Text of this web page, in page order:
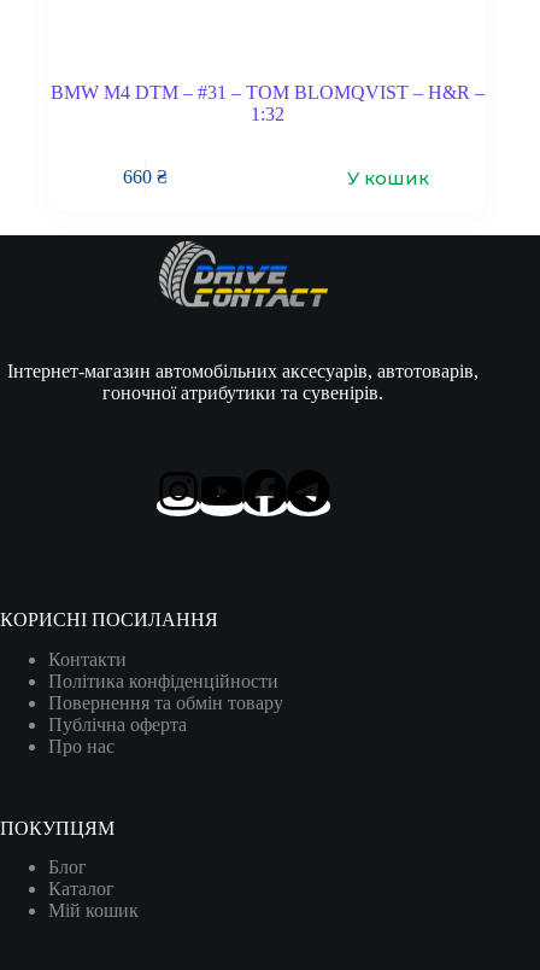
BMW M4 DTM – #31 – TOM BLOMQVIST – H&R –
1:32
660₴ У кошик
Інтернет-магазин автомобільних аксесуарів, автотоварів,
гоночної атрибутики та сувенірів.
КОРИСНІ ПОСИЛАННЯ
Контакти
Політика конфіденційности
Повернення та обмін товару
Публічна оферта
Про нас
ПОКУПЦЯМ
Блог
Каталог
Мій кошик